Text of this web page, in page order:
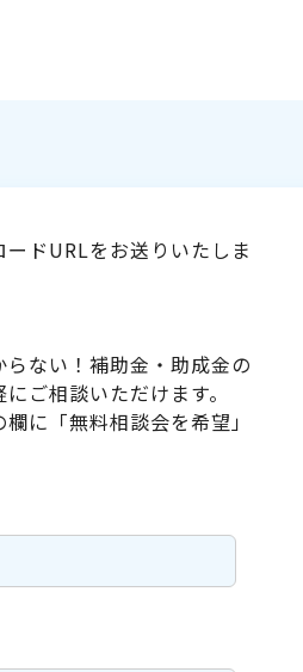
ドURLをお送りいたしま
ない！補助金・助成金の
ご相談いただけます。
に「無料相談会を希望」